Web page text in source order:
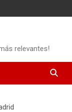
relevantes!